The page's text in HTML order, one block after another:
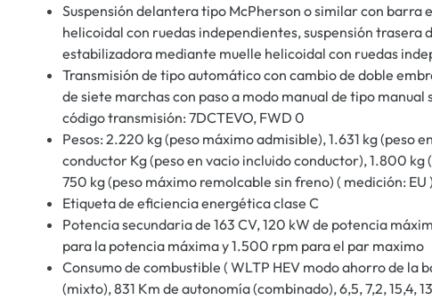
Suspensión delantera tipo McPherson o similar con barra
helicoidal con ruedas independientes, suspensión
estabilizadora mediante muelle helicoidal con ruedas
Transmisión de tipo automático con cambio de doble
de siete marchas con paso a modo manual de tipo manual
código transmisión: 7DCTEVO, FWD 0
Pesos: 2.220 kg (peso máximo admisible), 1.631 kg (peso
conductor Kg (peso en vacio incluido conductor), 1.800
750 kg (peso máximo remolcable sin freno) ( medición: EU )
Etiqueta de eficiencia energética clase C
Potencia secundaria de 163 CV, 120 kW de potencia
para la potencia máxima y 1.500 rpm para el par maximo
Consumo de combustible ( WLTP HEV modo ahorro de la
(mixto), 831 Km de autonomía (combinado), 6,5, 7,2, 15,4,